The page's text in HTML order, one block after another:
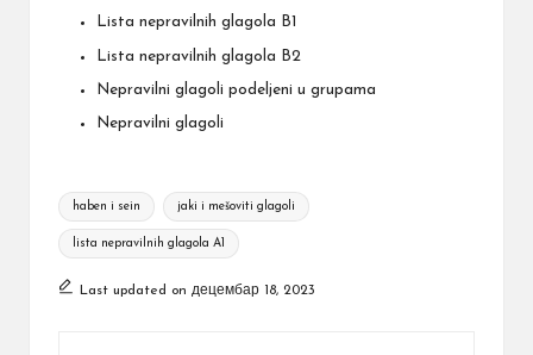
Lista nepravilnih glagola B1
Lista nepravilnih glagola B2
Nepravilni glagoli podeljeni u grupama
Nepravilni glagoli
Tags:
haben i sein jaki i mešoviti glagoli
lista nepravilnih glagola A1
Last updated on децембар 18, 2023